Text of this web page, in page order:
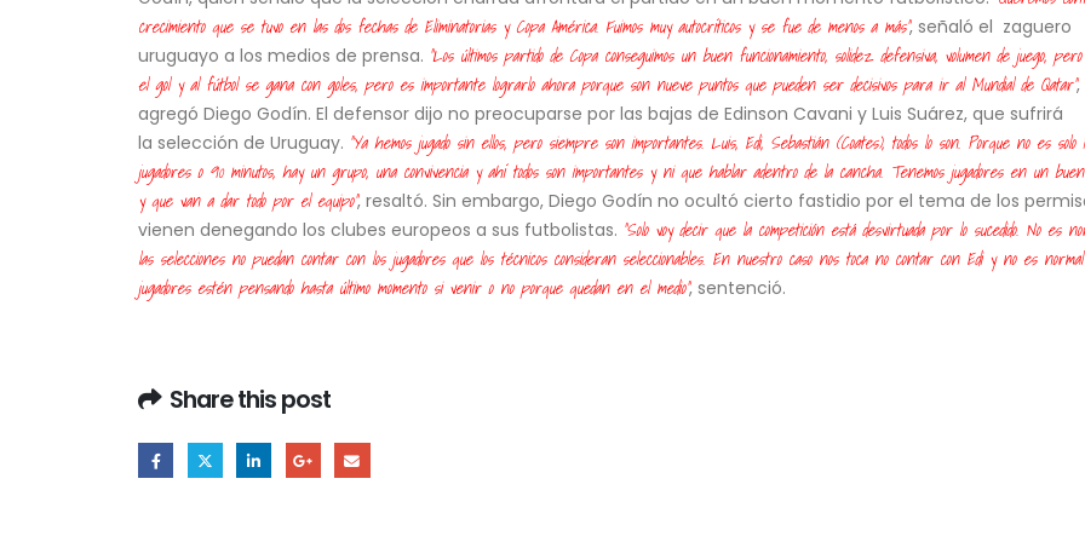
crecimiento que se tuvo en las dos fechas de Eliminatorias y Copa América. Fuimos muy autocríticos y se fue de menos a más", señaló el zaguero
uruguayo a los medios de prensa. "Los últimos partido de Copa conseguimos un buen funcionamiento, solidez defensiva, volumen de juego,
el gol y al fútbol se gana con goles, pero es importante lograrlo ahora porque son nueve puntos que pueden ser decisivos para ir al Mundial de Qatar",
agregó Diego Godín. El defensor dijo no preocuparse por las bajas de Edinson Cavani y Luis Suárez, que sufrirá
la selección de Uruguay. "Ya hemos jugado sin ellos, pero siempre son importantes. Luis, Edi, Sebastián (Coates), todos lo son. Porque no es solo
jugadores o 90 minutos, hay un grupo, una convivencia y ahí todos son importantes y ni que hablar adentro de la cancha. Tenemos jugadores en un buen
y que van a dar todo por el equipo", resaltó. Sin embargo, Diego Godín no ocultó cierto fastidio por el tema de los
vienen denegando los clubes europeos a sus futbolistas. "Solo voy decir que la competición está desvirtuada por lo sucedido. No es
las selecciones no puedan contar con los jugadores que los técnicos consideran seleccionables. En nuestro caso nos toca no contar con Edi y no es
jugadores estén pensando hasta último momento si venir o no porque quedan en el medio", sentenció.
Share this post
relaciones diplomáticas con México
Poder Judicial admite
recurso de Pedro Castillo y
autoriza su intervención en
audiencia
7 de agosto de 2026
sí recibió”
5 de agosto de 2026
Keiko Fujimori recibe con
“corazones abiertos” al papa
León XIV: “Será un mensaje de
esperanza para el Perú”
5 de agosto de 2026
relaciones diplomáticas con
7 de agosto de 2026
Poder Judicial
recurso de Pedro
autoriza su
audiencia
7 de agosto de 2026